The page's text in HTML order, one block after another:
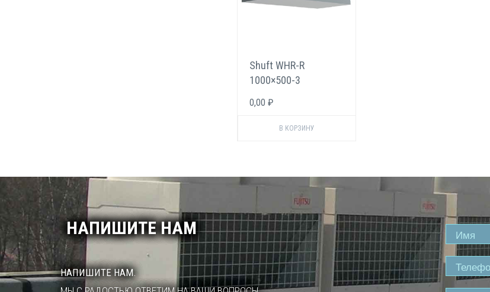
Shuft WHR-R
1000×500-3
охладитель для
прямоугольных
0,00 ₽
НАПИШИТЕ НАМ
НАПИШИТЕ НАМ.
Name
Phone